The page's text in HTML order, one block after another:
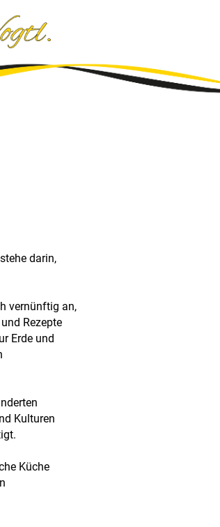
darin,
vernünftig an,
Rezepte
Erde und
Kulturen
Küche